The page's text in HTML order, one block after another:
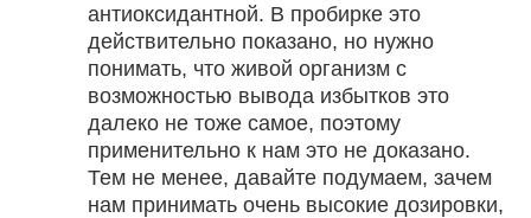
антиоксидантной. В пробирке это
действительно показано, но нужно
понимать, что живой организм с
возможностью вывода избытков это
далеко не тоже самое, поэтому
применительно к нам это не доказано.
Тем не менее, давайте подумаем, зачем
нам принимать очень высокие дозировки,